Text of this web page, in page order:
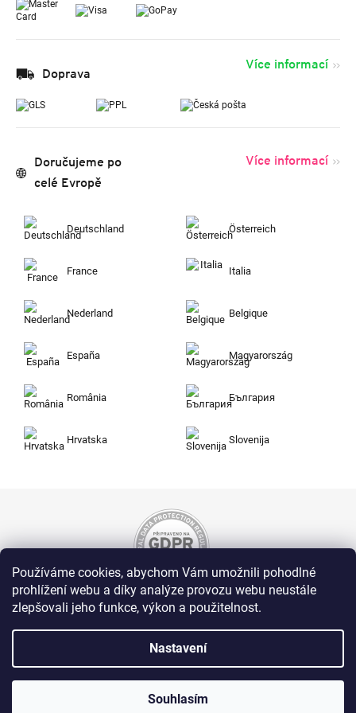
Používáme cookies, abychom Vám umožnili pohodlné
prohlížení webu a díky analýze provozu webu neustále
zlepšovali jeho funkce, výkon a použitelnost.
Nastavení
Souhlasím
Doprava
Více informací
Doručujeme po
celé Evropě
Více informací
Deutschland Österreich
France Italia
Nederland Belgique
España Magyarország
România България
Hrvatska Slovenija
Nakupujte na Zuty bezpečně a bez obav. Díky
prohlížečem a serverem se přenášejí v
Zuty, Westlogic s.r.o., Olomoucká 267/29, Opava, 746 01